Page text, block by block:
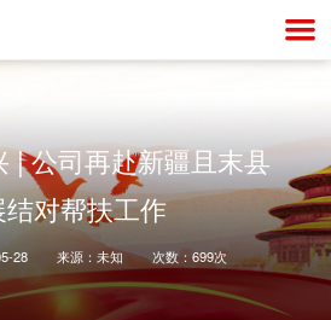
| 公司再赴新疆且末县
对帮扶工作
28 来源： 未知 次数：699次